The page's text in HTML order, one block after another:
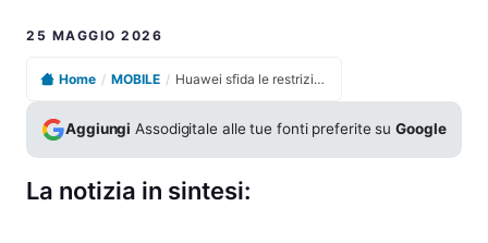
25 MAGGIO 2026
Home / MOBILE / Huawei sfida le restrizioni globali e supera la legge di Moore con la nuova architettura Tau Law
Aggiungi Assodigitale alle tue fonti preferite suGoogle
La notizia in sintesi: